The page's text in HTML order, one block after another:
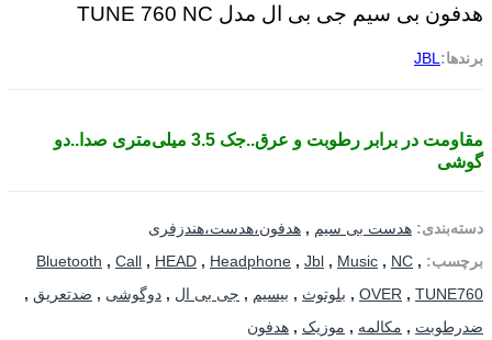
هدفون بی سیم جی بی ال مدل TUNE 760 NC
برندها: JBL
مقاومت در برابر رطوبت و عرق..جک 3.5 میلی‌متری صدا..دو
گوشی
دسته‌بندی: هدست بی سیم , هدفون،هدست،هندزفری
برچسب:
Bluetooth , Call , HEAD , Headphone , Jbl , Music , NC ,
OVER , TUNE760
, بلوتوث , بیسیم , جی بی ال , دوگوشی , ضدتعریق ,
ضدرطوبت , مکالمه , موزیک , هدفون